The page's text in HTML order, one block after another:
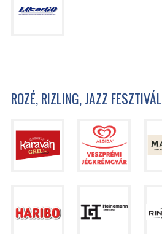
ROZÉ, RIZLING, JAZZ FESZTIVÁL